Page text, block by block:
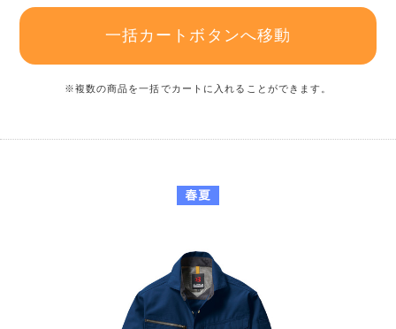
一括カートボタンへ移動
※複数の商品を一括でカートに入れることができます。